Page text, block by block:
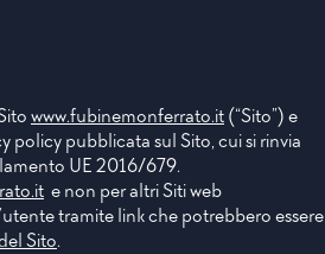
www.fubinemonferrato.it(“Sito”)e
policy pubblicata sul Sito, cui si rinvia
UE 2016/679.
e non per altri Siti web
tramite link che potrebbero essere
Sito.